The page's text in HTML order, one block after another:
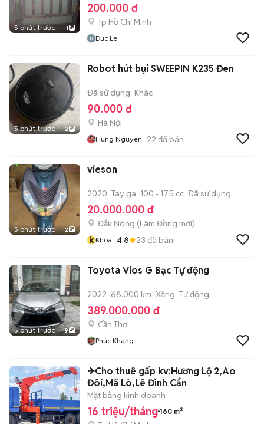
5 phút trước 1
200.000 đ
Tp Hồ Chí Minh
Duc Le
5 phút trước 2
Robot hút bụi SWEEPIN K235 Đen
Đã sử dụng Khác
90.000 đ
Hà Nội
Hung Nguyen 22 đã bán
5 phút trước 2
vieson
2020 Tay ga 100 - 175 cc Đã sử dụng
20.000.000 đ
Đắk Nông (Lâm Đồng mới)
k Khoa 4.8 23 đã bán
5 phút trước 9
Toyota Vios G Bạc Tự động
2022 68.000 km Xăng Tự động
389.000.000 đ
Cần Thơ
Phúc Khang
✈Cho thuê gấp kv:Hương Lộ 2,Ao
Đôi,Mã Lò,Lê Đình Cẩn
Mặt bằng kinh doanh
16 triệu/tháng 160 m²